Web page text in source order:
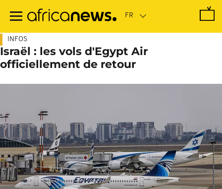
contenu
INFOS
Israël : les vols d'Egypt Air
officiellement de retour